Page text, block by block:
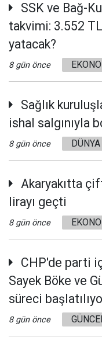
SSK ve Bağ-
takvimi: 3.552
yatacak?
8 gün önce
Sağlık
ishal salgınıyla
8 gün önce DÜNYA
Akaryakıtta
lirayı geçti
8 gün önce
CHP'de parti
Sayek Böke ve
süreci
8 gün önce